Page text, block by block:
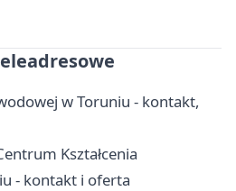
w Toruniu - kontakt,
Kształcenia
- kontakt i oferta